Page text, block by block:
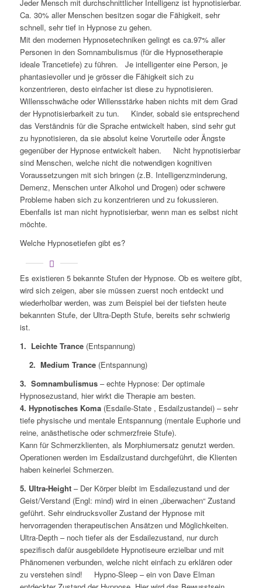
Jeder Mensch mit durchschnittlicher Intelligenz ist hypnotisierbar.
Ca. 30% aller Menschen besitzen sogar die Fähigkeit, sehr
schnell, sehr tief in Hypnose zu gehen.
Mit den modernen Hypnosetechniken gelingt es ca.97% aller
Personen in den Somnambulismus (für die Hypnosetherapie
ideale Trancetiefe) zu führen. Je intelligenter eine Person, je
phantasievoller und je grösser die Fähigkeit sich zu
konzentrieren, desto einfacher ist diese zu hypnotisieren.
Willensschwäche oder Willensstärke haben nichts mit dem Grad
der Hypnotisierbarkeit zu tun. Kinder, sobald sie entsprechend
das Verständnis für die Sprache entwickelt haben, sind sehr gut
zu hypnotisieren, da sie absolut keine Vorurteile oder Ängste
gegenüber der Hypnose entwickelt haben. Nicht hypnotisierbar
sind Menschen, welche nicht die notwendigen kognitiven
Voraussetzungen mit sich bringen (z.B. Intelligenzminderung,
Demenz, Menschen unter Alkohol und Drogen) oder schwere
Probleme haben sich zu konzentrieren und zu fokussieren.
Ebenfalls ist man nicht hypnotisierbar, wenn man es selbst nicht
möchte.
Welche Hypnosetiefen gibt es?
Es existieren 5 bekannte Stufen der Hypnose. Ob es weitere gibt,
wird sich zeigen, aber sie müssen zuerst noch entdeckt und
wiederholbar werden, was zum Beispiel bei der tiefsten heute
bekannten Stufe, der Ultra-Depth Stufe, bereits sehr schwierig
ist.
1. Leichte Trance(Entspannung)
2. Medium Trance(Entspannung)
3. Somnambulismus– echte Hypnose: Der optimale
Hypnosezustand, hier wirkt die Therapie am besten.
4. Hypnotisches Koma(Esdaile-State , Esdailzustandei) – sehr
tiefe physische und mentale Entspannung (mentale Euphorie und
reine, anästhetische oder schmerzfreie Stufe).
Kann für Schmerzklienten, als Morphiumersatz genutzt werden.
Operationen werden im Esdailzustand durchgeführt, die Klienten
haben keinerlei Schmerzen.
5. Ultra-Height– Der Körper bleibt im Esdailezustand und der
Geist/Verstand (Engl: mind) wird in einen „überwachen“ Zustand
geführt. Sehr eindrucksvoller Zustand der Hypnose mit
hervorragenden therapeutischen Ansätzen und Möglichkeiten.
Ultra-Depth – noch tiefer als der Esdailezustand, nur durch
spezifisch dafür ausgebildete Hypnotiseure erzielbar und mit
Phänomenen verbunden, welche nicht einfach zu erklären oder
zu verstehen sind! Hypno-Sleep – ein von Dave Elman